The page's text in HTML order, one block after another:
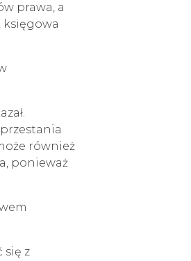
prawa, a
księgowa
również
ponieważ
się z